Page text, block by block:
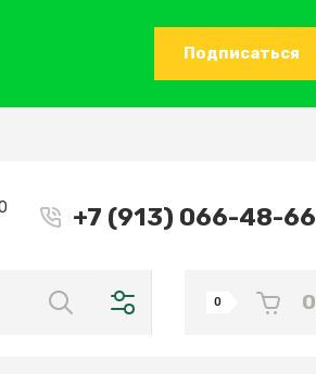
Подписаться
+7 (913) 066-48-66
0 0